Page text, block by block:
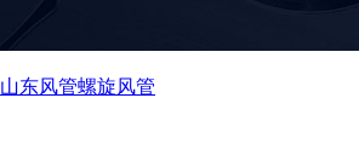
山东风管螺旋风管